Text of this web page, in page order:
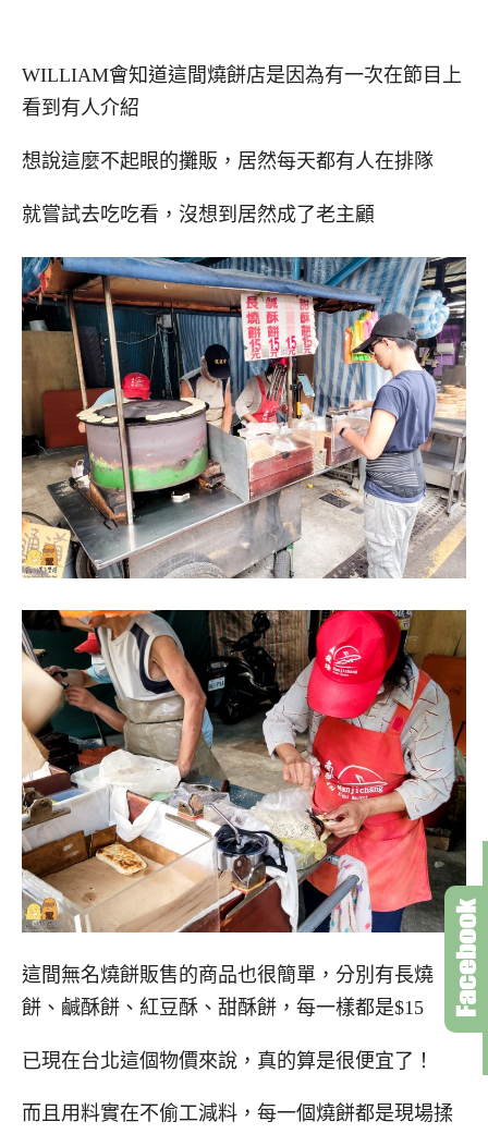
WILLIAM會知道這間燒餅店是因為有一次在節目上
看到有人介紹
想說這麼不起眼的攤販，居然每天都有人在排隊
就嘗試去吃吃看，沒想到居然成了老主顧
這間無名燒餅販售的商品也很簡單，分別有長燒
餅、鹹酥餅、紅豆酥、甜酥餅，每一樣都是$15
已現在台北這個物價來說，真的算是很便宜了！
而且用料實在不偷工減料，每一個燒餅都是現場揉